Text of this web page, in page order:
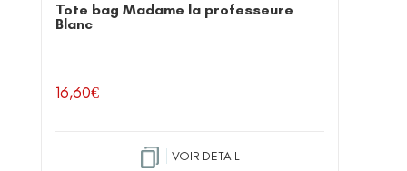
Tote bag Madame la professeure
Blanc
...
16,60€
VOIR DETAIL